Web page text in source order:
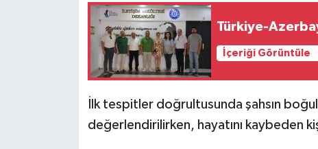
Türkiye-
İçeriği Görüntüle
İlk tespitler doğrultusunda şahsın
değerlendirilirken, hayatını kaybeden
HABERDE İNSAN